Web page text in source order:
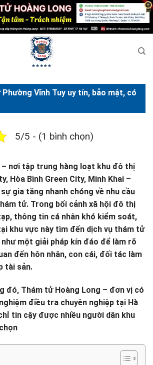
Vĩnh Tuy uy tín, bảo mật, có
5/5 - (1 bình chọn)
– nơi tập trung hàng loạt khu đô thị
Hòa Bình Green City, Minh Khai –
gia tăng nhanh chóng về nhu cầu
tử. Trong bối cảnh xã hội đô thị
thông tin cá nhân khó kiểm soát,
khu vực này tìm đến dịch vụ thám tử
như một giải pháp kín đáo để làm rõ
đến hôn nhân, con cái, đối tác làm
tài sản.
đó, Thám tử Hoàng Long – đơn vị có
điều tra chuyên nghiệp tại Hà
tin cậy được nhiều người dân khu